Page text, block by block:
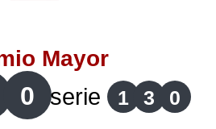
Mayor
0 serie 1 3 0